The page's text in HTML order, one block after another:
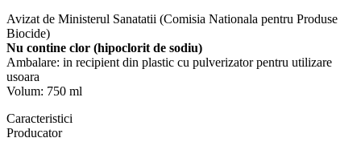
Avizat de Ministerul Sanatatii (Comisia Nationala pentru Produse
Biocide)
Nu contine clor (hipoclorit de sodiu)
Ambalare: in recipient din plastic cu pulverizator pentru utilizare
usoara
Volum: 750 ml
Caracteristici
Producator